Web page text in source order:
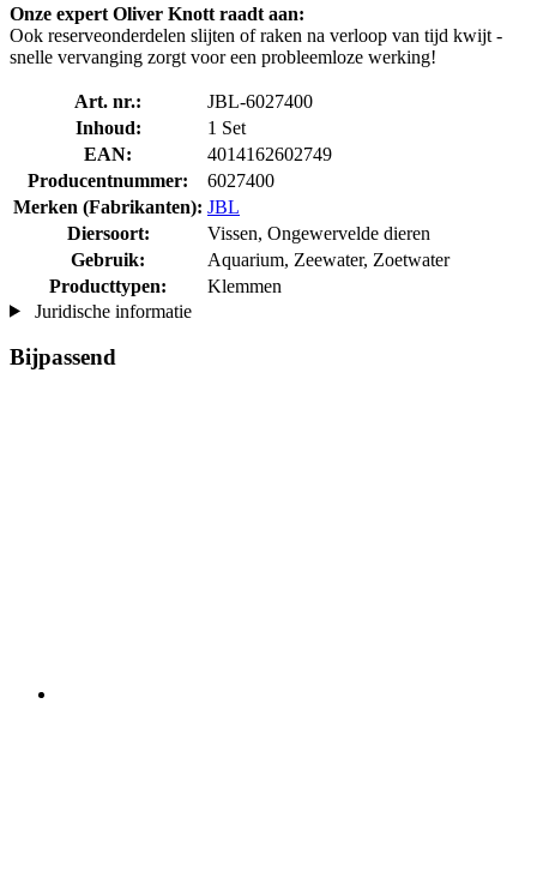
Onze expert Oliver Knott raadt aan:
Ook reserveonderdelen slijten of raken na verloop van tijd kwijt -
snelle vervanging zorgt voor een probleemloze werking!
Art. nr.:
JBL-6027400
Inhoud:
1 Set
EAN:
4014162602749
Producentnummer:
6027400
Merken (Fabrikanten): JBL
Diersoort:
Vissen, Ongewervelde dieren
Gebruik:
Aquarium, Zeewater, Zoetwater
Producttypen:
Klemmen
Juridische informatie
Bijpassend